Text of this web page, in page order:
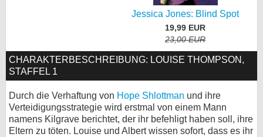
Jessica Jones: Blind Spot
19,99 EUR
23,00 EUR
CHARAKTERBESCHREIBUNG: LOUISE THOMPSON,
STAFFEL 1
Durch die Verhaftung von Hope Shlottman und ihre
Verteidigungsstrategie wird erstmal von einem Mann
namens Kilgrave berichtet, der ihr befehligt haben soll, ihre
Eltern zu töten. Louise und Albert wissen sofort, dass es ihr